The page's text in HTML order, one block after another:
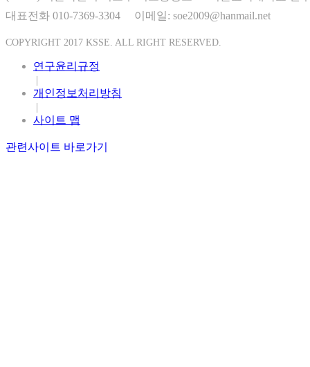
대표전화 010-7369-3304 이메일: soe2009@hanmail.net
COPYRIGHT 2017 KSSE. ALL RIGHT RESERVED.
연구윤리규정
|
개인정보처리방침
|
사이트 맵
관련사이트 바로가기